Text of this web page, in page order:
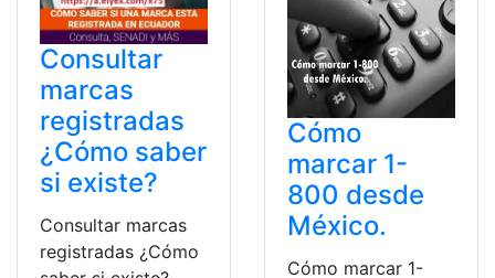
Consultar
marcas
registradas
¿Cómo saber
si existe?
Consultar marcas
registradas ¿Cómo
Cómo
marcar 1-
800 desde
México.
Cómo marcar 1-